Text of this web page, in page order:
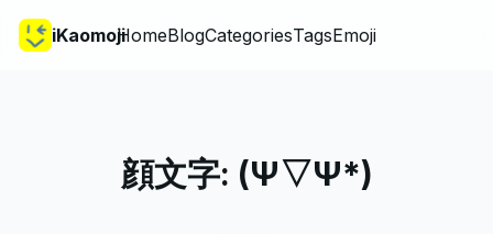
iKaomojiHomeBlogCategoriesTagsEmoji
顔文字: (Ψ▽Ψ*)